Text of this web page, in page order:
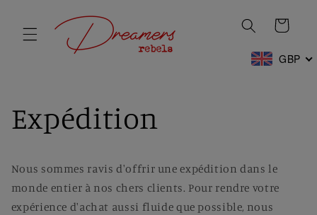
au
contenu
Panier
GBP
Expédition
Nous sommes ravis d'offrir une expédition dans le
monde entier à nos chers clients. Pour rendre votre
expérience d'achat aussi fluide que possible, nous